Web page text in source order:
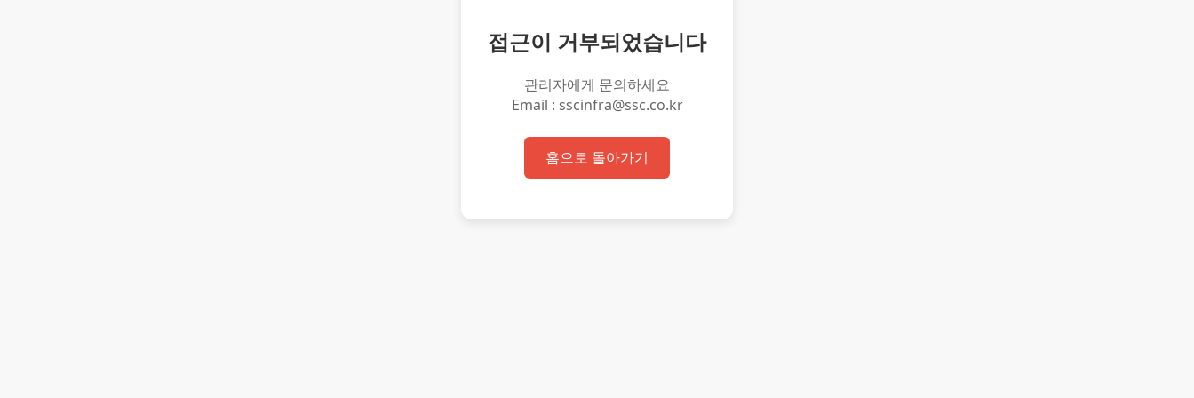
접근이 거부되었습니다
관리자에게 문의하세요
Email : sscinfra@ssc.co.kr
홈으로 돌아가기